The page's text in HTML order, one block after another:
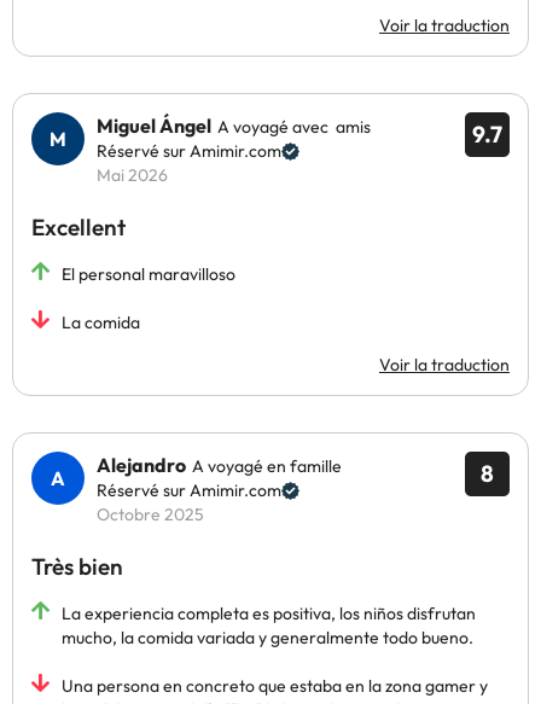
Voir la traduction
9.7
Miguel Ángel A voyagé avec amis
Réservé sur Amimir.com
Mai 2026
Excellent
El personal maravilloso
La comida
Voir la traduction
8
Alejandro A voyagé en famille
Réservé sur Amimir.com
Octobre 2025
Très bien
La experiencia completa es positiva, los niños disfrutan
mucho, la comida variada y generalmente todo bueno.
Una persona en concreto que estaba en la zona gamer y